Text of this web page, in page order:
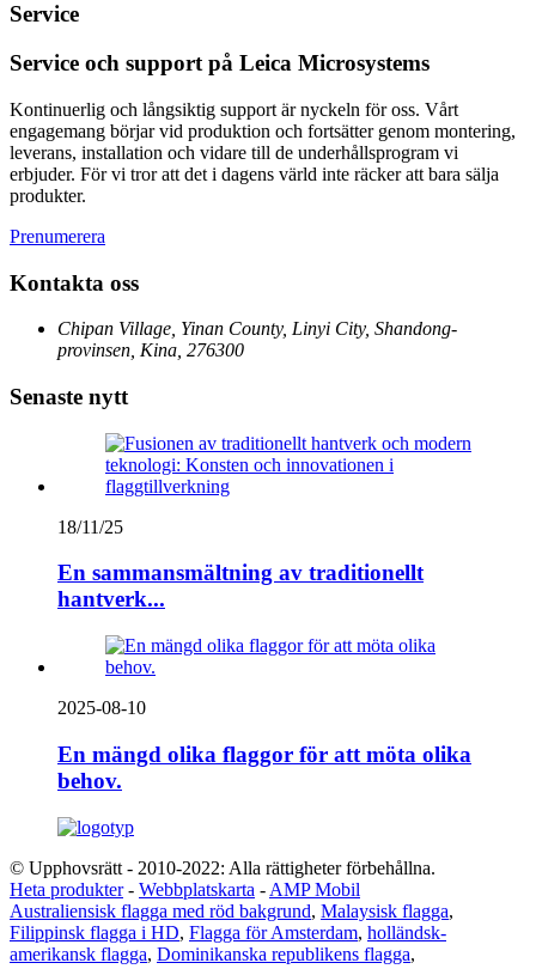
Service
Service och support på Leica Microsystems
Kontinuerlig och långsiktig support är nyckeln för oss. Vårt
engagemang börjar vid produktion och fortsätter genom montering,
leverans, installation och vidare till de underhållsprogram vi
erbjuder. För vi tror att det i dagens värld inte räcker att bara sälja
produkter.
Prenumerera
Kontakta oss
Chipan Village, Yinan County, Linyi City, Shandong-
provinsen, Kina, 276300
Senaste nytt
18/11/25
En sammansmältning av traditionellt
hantverk...
2025-08-10
En mängd olika flaggor för att möta olika
behov.
© Upphovsrätt - 2010-2022: Alla rättigheter förbehållna.
Heta produkter- Webbplatskarta - AMP Mobil
Australiensisk flagga med röd bakgrund, Malaysisk flagga,
Filippinsk flagga i HD, Flagga för Amsterdam, holländsk-
amerikansk flagga, Dominikanska republikens flagga,